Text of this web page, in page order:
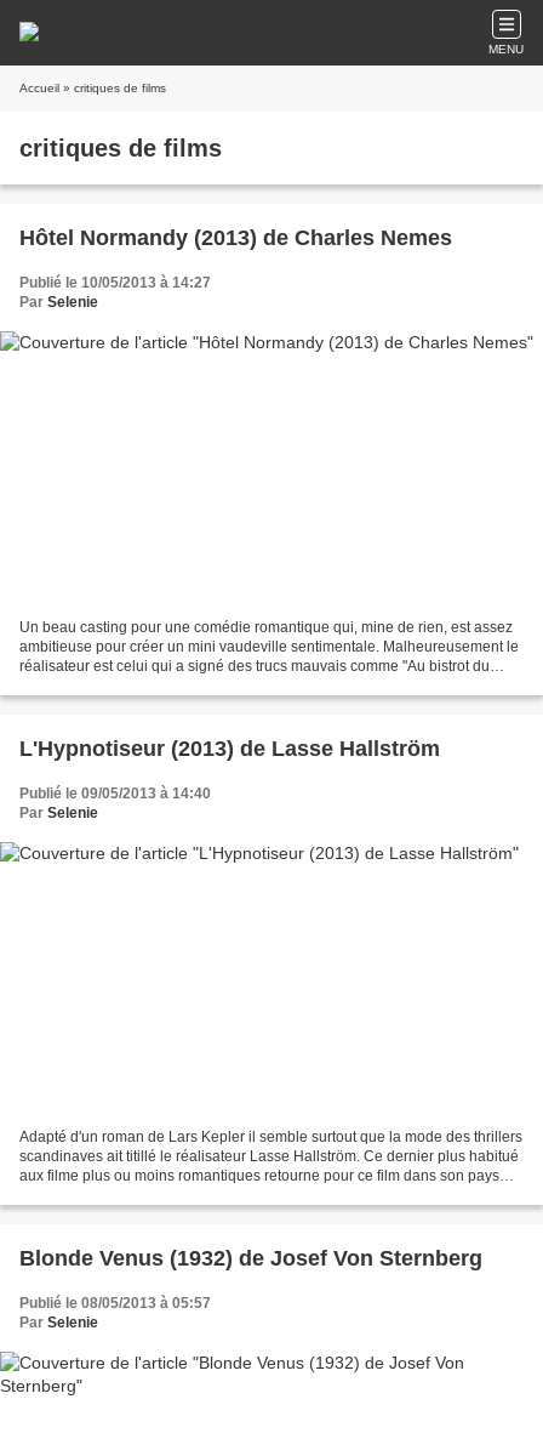
MENU
Accueil » critiques de films
critiques de films
Hôtel Normandy (2013) de Charles Nemes
Publié le 10/05/2013 à 14:27
Par Selenie
Un beau casting pour une comédie romantique qui, mine de rien, est assez
ambitieuse pour créer un mini vaudeville sentimentale. Malheureusement le
réalisateur est celui qui a signé des trucs mauvais comme "Au bistrot du
L'Hypnotiseur (2013) de Lasse Hallström
Publié le 09/05/2013 à 14:40
Par Selenie
Adapté d'un roman de Lars Kepler il semble surtout que la mode des thrillers
scandinaves ait titillé le réalisateur Lasse Hallström. Ce dernier plus habitué
aux filme plus ou moins romantiques retourne pour ce film dans son pays
Blonde Venus (1932) de Josef Von Sternberg
Publié le 08/05/2013 à 05:57
Par Selenie